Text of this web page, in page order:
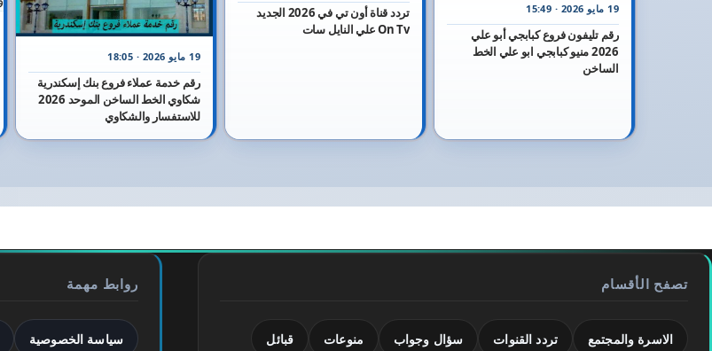
19 مايو 2026 · 15:49
رقم تليفون فروع كبابجي أبو علي
2026 منيو كبابجي ابو علي الخط
الساخن
تردد قناة أون تي في 2026 الجديد
On Tv علي النايل سات
19 مايو 2026 · 18:05
رقم خدمة عملاء فروع بنك إسكندرية
شكاوي الخط الساخن الموحد 2026
للاستفسار والشكاوي
تصفح الأقسام
الاسرة والمجتمع تردد القنوات سؤال وجواب منوعات قبائل
روابط مهمة
سياسة الخصوصية